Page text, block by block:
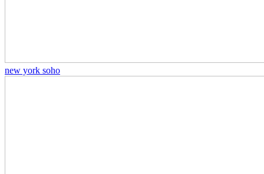
new york soho